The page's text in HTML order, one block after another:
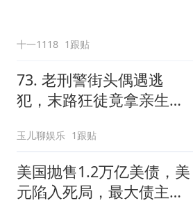
十一1118 1跟贴
73. 老刑警街头偶遇逃
犯，末路狂徒竟拿亲生儿
玉儿聊娱乐 1跟贴
美国抛售1.2万亿美债，美
元陷入死局，最大债主玩